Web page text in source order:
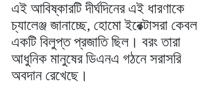
এই আবিষ্কারটি দীর্ঘদিনের এই ধারণাকে
চ্যালেঞ্জ জানাচ্ছে, হোমো ইরেক্টাসরা কেবল
একটি বিলুপ্ত প্রজাতি ছিল। বরং তারা
আধুনিক মানুষের ডিএনএ গঠনে সরাসরি
অবদান রেখেছে।